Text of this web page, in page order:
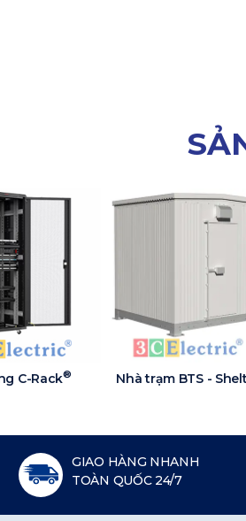
C-Rack® Nhà trạm BTS -
GIAO HÀNG NHANH
TOÀN QUỐC 24/7